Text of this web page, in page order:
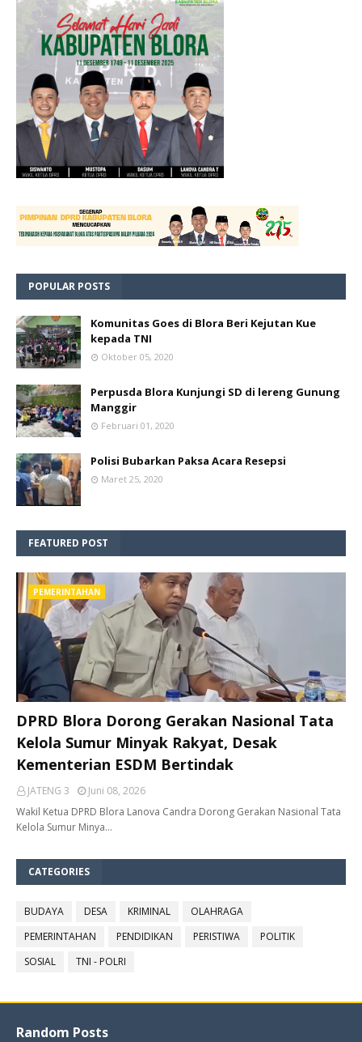
POPULAR POSTS
Komunitas Goes di Blora Beri Kejutan Kue
kepada TNI
Oktober 05, 2020
Perpusda Blora Kunjungi SD di lereng Gunung
Manggir
Februari 01, 2020
Polisi Bubarkan Paksa Acara Resepsi
Maret 25, 2020
FEATURED POST
PEMERINTAHAN
DPRD Blora Dorong Gerakan Nasional Tata
Kelola Sumur Minyak Rakyat, Desak
Kementerian ESDM Bertindak
JATENG 3
Juni 08, 2026
Wakil Ketua DPRD Blora Lanova Candra Dorong Gerakan Nasional Tata
Kelola Sumur Minya…
CATEGORIES
BUDAYA DESA KRIMINAL
OLAHRAGA
PEMERINTAHAN
PENDIDIKAN PERISTIWA
POLITIK
SOSIAL
TNI - POLRI
Random Posts